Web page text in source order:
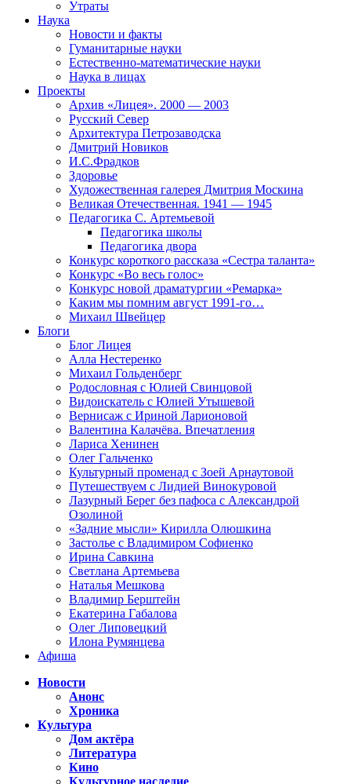
Утраты
Наука
Новости и факты
Гуманитарные науки
Естественно-математические науки
Наука в лицах
Проекты
Архив «Лицея». 2000 — 2003
Русский Север
Архитектура Петрозаводска
Дмитрий Новиков
И.С.Фрадков
Здоровье
Художественная галерея Дмитрия Москина
Великая Отечественная. 1941 — 1945
Педагогика С. Артемьевой
Педагогика школы
Педагогика двора
Конкурс короткого рассказа «Сестра таланта»
Конкурс «Во весь голос»
Конкурс новой драматургии «Ремарка»
Каким мы помним август 1991-го…
Михаил Швейцер
Блоги
Блог Лицея
Алла Нестеренко
Михаил Гольденберг
Родословная с Юлией Свинцовой
Видоискатель с Юлией Утышевой
Вернисаж с Ириной Ларионовой
Валентина Калачёва. Впечатления
Лариса Хенинен
Олег Гальченко
Культурный променад с Зоей Арнаутовой
Путешествуем с Лидией Винокуровой
Лазурный Берег без пафоса с Александрой
Озолиной
«Задние мысли» Кирилла Олюшкина
Застолье с Владимиром Софиенко
Ирина Савкина
Светлана Артемьева
Наталья Мешкова
Владимир Берштейн
Екатерина Габалова
Олег Липовецкий
Илона Румянцева
Афиша
Новости
Анонс
Хроника
Культура
Дом актёра
Литература
Кино